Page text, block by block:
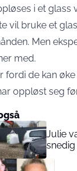
i et glass
vil bruke et
Men
med.
fordi de kan
oppløst seg
Julie